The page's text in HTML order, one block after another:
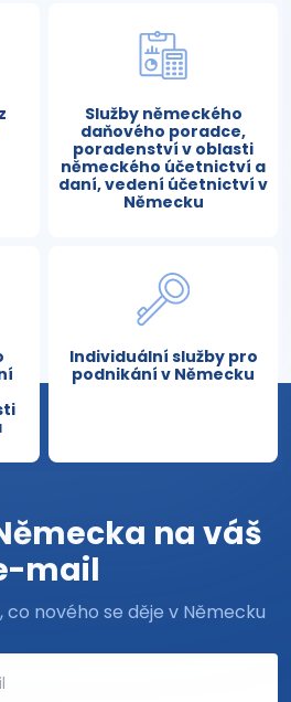
Služby německého
daňového poradce,
poradenství v oblasti
německého účetnictví a
daní, vedení účetnictví v
Německu
Individuální služby pro
podnikání v Německu
na váš
mail
nového se děje v Německu